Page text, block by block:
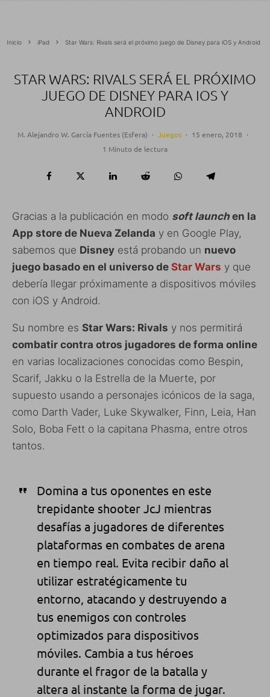
Inicio iPad Star Wars: Rivals será el próximo juego de Disney para iOS y Android
STAR WARS: RIVALS SERÁ EL PRÓXIMO
JUEGO DE DISNEY PARA IOS Y
ANDROID
M. Alejandro W. García Fuentes (Esfera) · Juegos · 15 enero, 2018 ·
1 Minuto de lectura
Gracias a la publicación en modo soft launch en la
App store de Nueva Zelanda y en Google Play,
sabemos que Disney está probando un nuevo
juego basado en el universo de Star Wars y que
debería llegar próximamente a dispositivos móviles
con iOS y Android.
Su nombre es Star Wars: Rivals y nos permitirá
combatir contra otros jugadores de forma online
en varias localizaciones conocidas como Bespin,
Scarif, Jakku o la Estrella de la Muerte, por
supuesto usando a personajes icónicos de la saga,
como Darth Vader, Luke Skywalker, Finn, Leia, Han
Solo, Boba Fett o la capitana Phasma, entre otros
tantos.
Domina a tus oponentes en este
trepidante shooter JcJ mientras
desafías a jugadores de diferentes
plataformas en combates de arena
en tiempo real. Evita recibir daño al
utilizar estratégicamente tu
entorno, atacando y destruyendo a
tus enemigos con controles
optimizados para dispositivos
móviles. Cambia a tus héroes
durante el fragor de la batalla y
altera al instante la forma de jugar.